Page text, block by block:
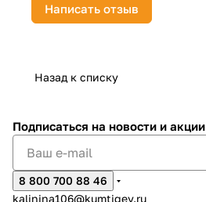
Написать отзыв
Назад к списку
Подписаться на новости и акции
8 800 700 88 46
kalinina106@kumtigey.ru